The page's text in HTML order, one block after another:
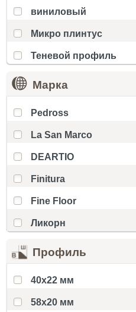
виниловый
Микро плинтус
Теневой профиль
Марка
Pedross
La San Marco
DEARTIO
Finitura
Fine Floor
Ликорн
Профиль
40x22 мм
58x20 мм